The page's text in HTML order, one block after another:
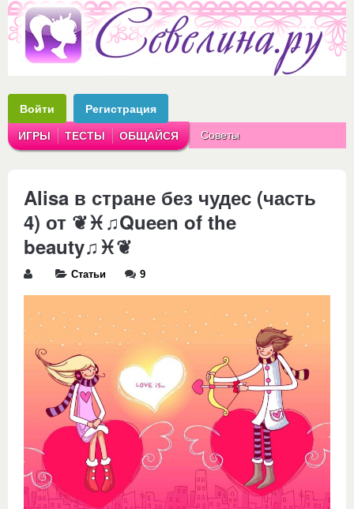
Войти Регистрация
ИГРЫ ТЕСТЫ ОБЩАЙСЯ Советы
Alisa в стране без чудес (часть
4) от ❦♓♫Queen of the
beauty♫♓❦
Статьи 9